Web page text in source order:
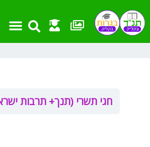
לתוכן
חגי תשרי (תנך+ תרבות